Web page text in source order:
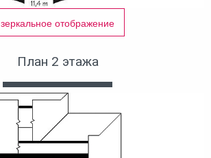
зеркальное отображение
План 2 этажа